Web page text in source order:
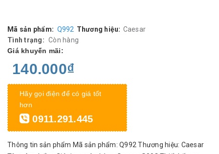
Mã sản phẩm: Q992 Thương hiệu: Caesar
Tình trạng: Còn hàng
Giá khuyến mãi:
140.000₫
Hãy gọi điện để có giá tốt
hơn
0911.291.445
Thông tin sản phẩm Mã sản phẩm: Q992 Thương hiệu: Caesar